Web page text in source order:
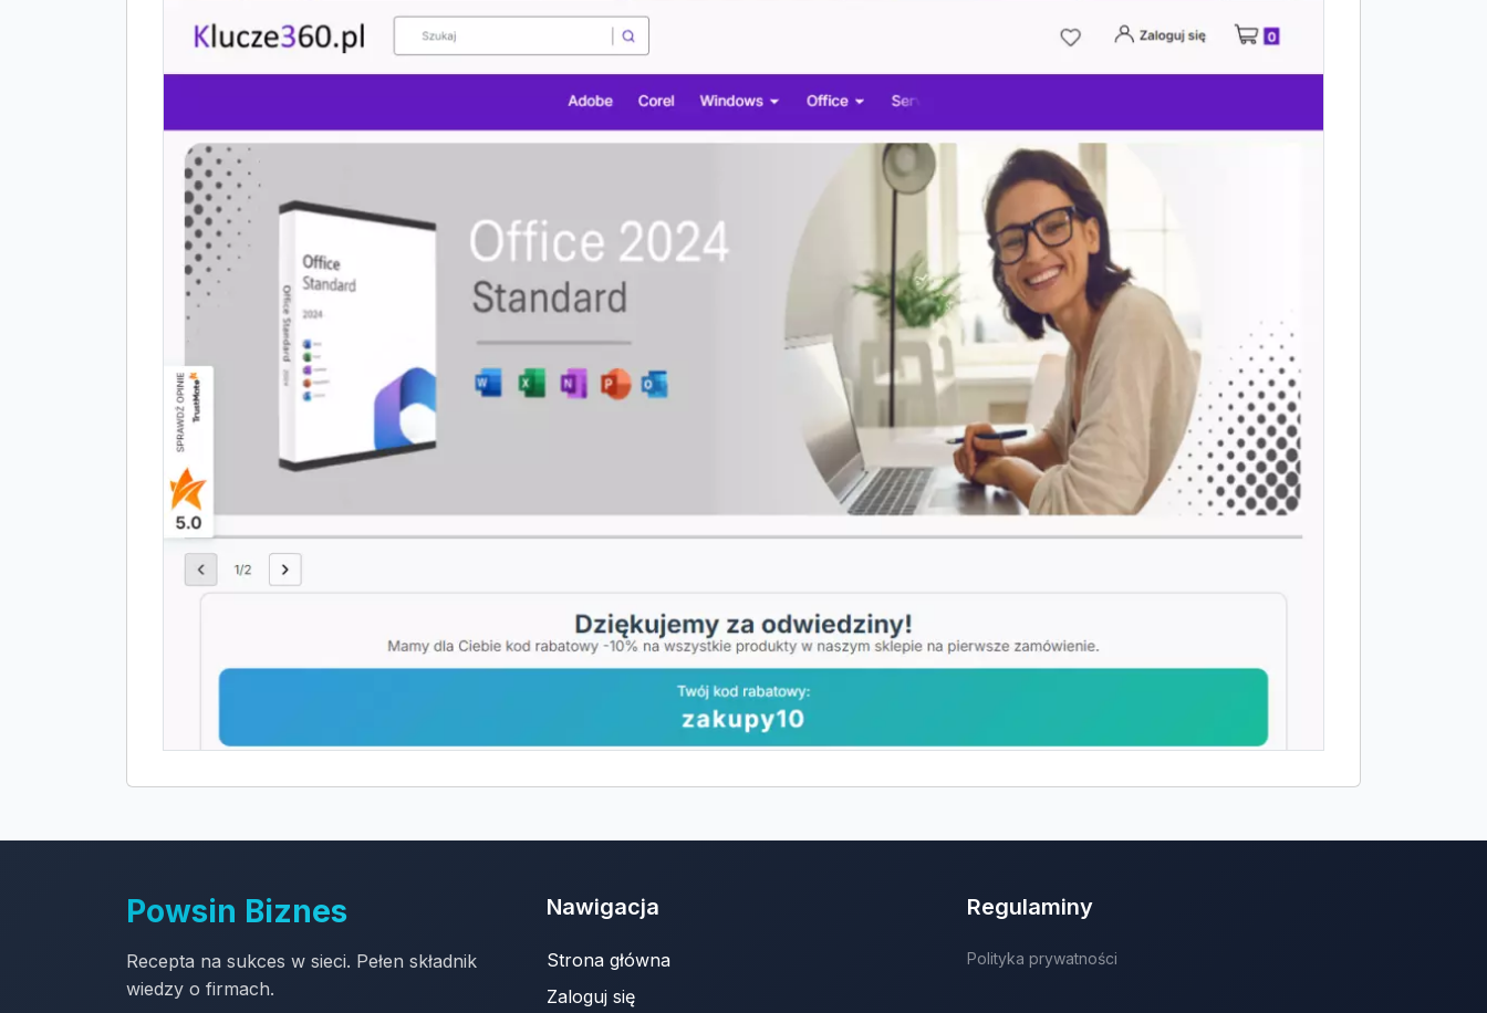
Powsin Biznes
Recepta na sukces w sieci. Pełen składnik
wiedzy o firmach.
Nawigacja
Strona główna
Zaloguj się
Regulaminy
Polityka prywatności